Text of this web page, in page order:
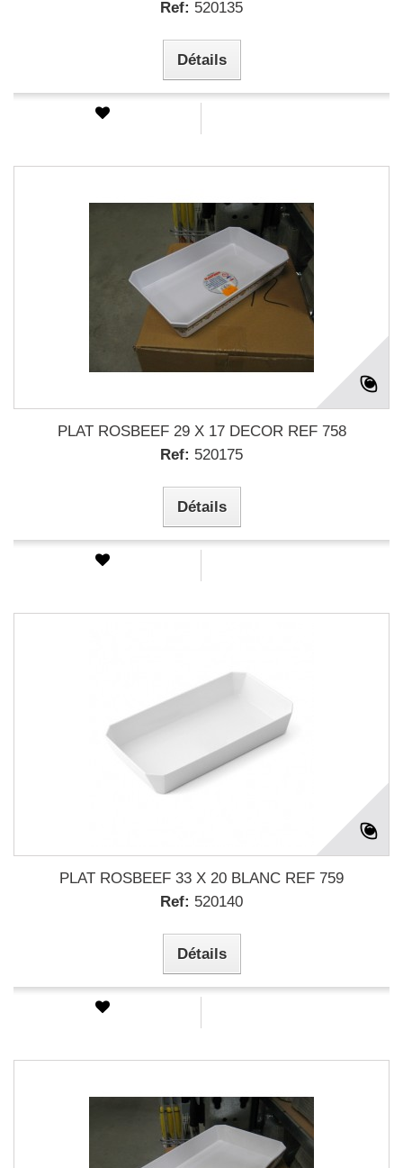
Ref: 520135
Détails
PLAT ROSBEEF 29 X 17 DECOR REF 758
Ref: 520175
Détails
PLAT ROSBEEF 33 X 20 BLANC REF 759
Ref: 520140
Détails